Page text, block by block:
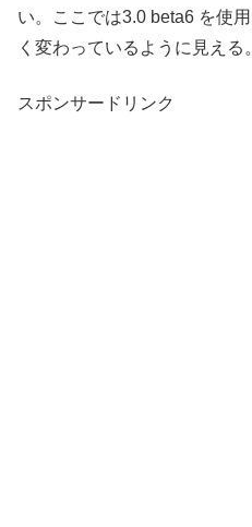
い。ここでは3.0 beta6 を使
く変わっているように見える。
スポンサードリンク